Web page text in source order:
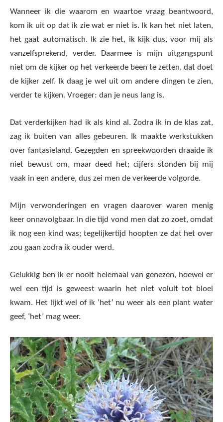
Wanneer ik die waarom en waartoe vraag beantwoord,
kom ik uit op dat ik zie wat er niet is. Ik kan het niet laten,
het gaat automatisch. Ik zie het, ik kijk dus, voor mij als
vanzelfsprekend, verder. Daarmee is mijn uitgangspunt
niet om de kijker op het verkeerde been te zetten, dat doet
de kijker zelf. Ik daag je wel uit om andere dingen te zien,
verder te kijken. Vroeger: dan je neus lang is.
Dat verderkijken had ik als kind al. Zodra ik in de klas zat,
zag ik buiten van alles gebeuren. Ik maakte werkstukken
over fantasieland. Gezegden en spreekwoorden draaide ik
niet bewust om, maar deed het; cijfers stonden bij mij
vaak in een andere, dus zei men de verkeerde volgorde.
Mijn verwonderingen en vragen daarover waren menig
keer onnavolgbaar. In die tijd vond men dat zo zoet, omdat
ik nog een kind was; tegelijkertijd hoopten ze dat het over
zou gaan zodra ik ouder werd.
Gelukkig ben ik er nooit helemaal van genezen, hoewel er
wel een tijd is geweest waarin het niet voluit tot bloei
kwam. Het lijkt wel of ik ‘het’ nu weer als een plant water
geef, ‘het’ mag weer.